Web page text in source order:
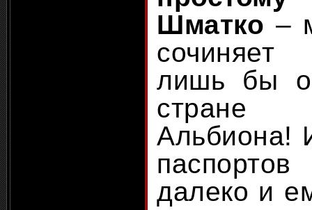
Шматко –
сочиняет
лишь бы
стране
Альбиона!
далеко и